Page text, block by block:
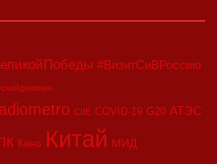
#ВизитСиВРоссию
CIIE COVID-19 G20 АТЭС
Кино Китай МИД